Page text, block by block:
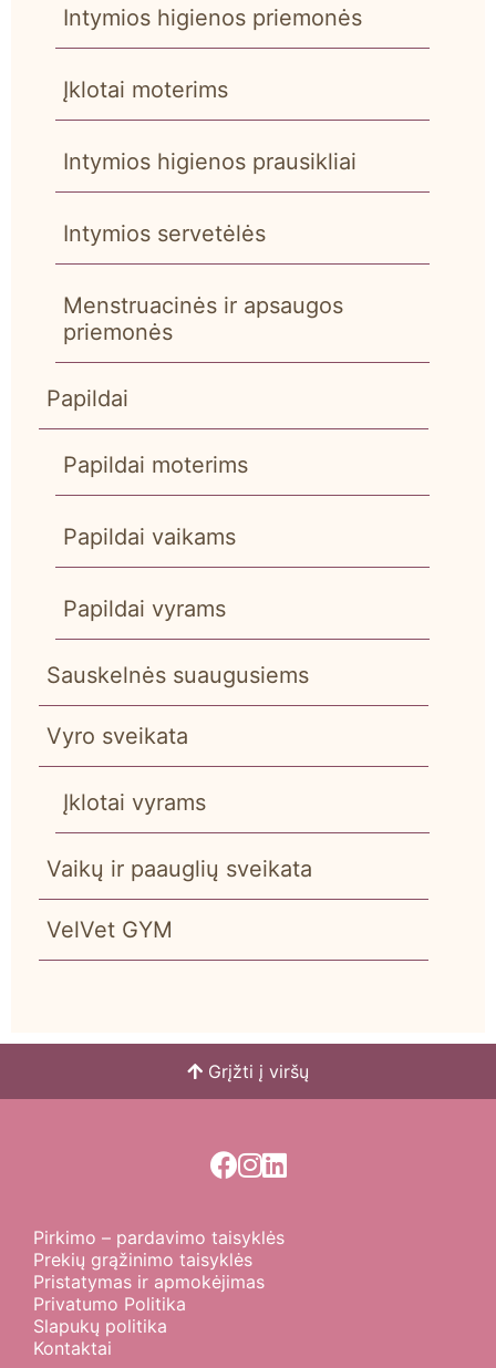
Intymios higienos priemonės
Įklotai moterims
Intymios higienos prausikliai
Intymios servetėlės
Menstruacinės ir apsaugos
priemonės
Papildai
Papildai moterims
Papildai vaikams
Papildai vyrams
Sauskelnės suaugusiems
Vyro sveikata
Įklotai vyrams
Vaikų ir paauglių sveikata
VelVet GYM
Grįžti į viršų
Pirkimo – pardavimo taisyklės
Prekių grąžinimo taisyklės
Pristatymas ir apmokėjimas
Privatumo Politika
Slapukų politika
Kontaktai